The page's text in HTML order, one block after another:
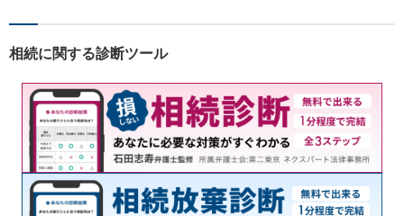
相続に関する診断ツール